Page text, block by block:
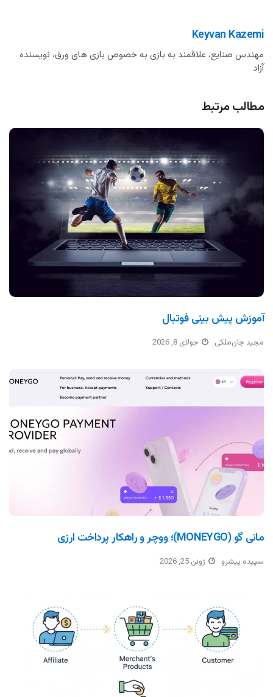
Keyvan Kazemi
مهندس صنایع، علاقمند به بازی به خصوص بازی های ورق، نویسنده
آزاد
مطالب مرتبط
آموزش پیش بینی فوتبال
مجید جان‌ملکی جولای 8, 2026
مانی گو (MONEYGO)؛ ووچر و راهکار پرداخت ارزی
سپیده پیشرو ژوئن 25, 2026